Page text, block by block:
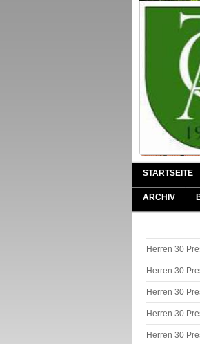
STARTSEITE
ARCHIV
Herren 30
Herren 30
Herren 30
Herren 30
Herren 30